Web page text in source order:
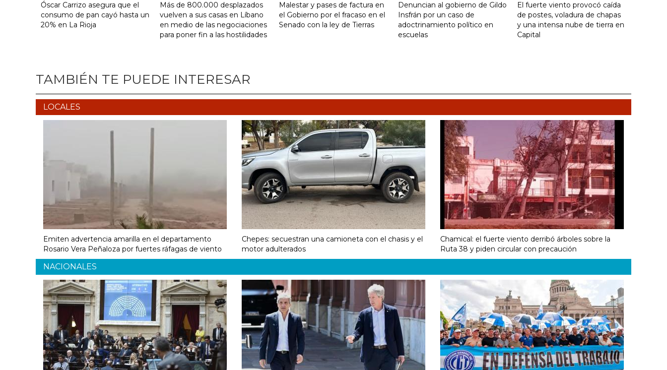
Óscar Carrizo asegura que el
consumo de pan cayó hasta un
20% en La Rioja
Más de 800.000 desplazados
vuelven a sus casas en Líbano
en medio de las negociaciones
para poner fin a las hostilidades
Malestar y pases de factura en
el Gobierno por el fracaso en el
Senado con la ley de Tierras
Denuncian al gobierno de Gildo
Insfrán por un caso de
adoctrinamiento político en
escuelas
El fuerte viento provocó caída
de postes, voladura de chapas
y una intensa nube de tierra en
Capital
TAMBIÉN TE PUEDE INTERESAR
LOCALES
Emiten advertencia amarilla en el departamento
Rosario Vera Peñaloza por fuertes ráfagas de viento
Chepes: secuestran una camioneta con el chasis y el
motor adulterados
Chamical: el fuerte viento derribó árboles sobre la
Ruta 38 y piden circular con precaución
NACIONALES